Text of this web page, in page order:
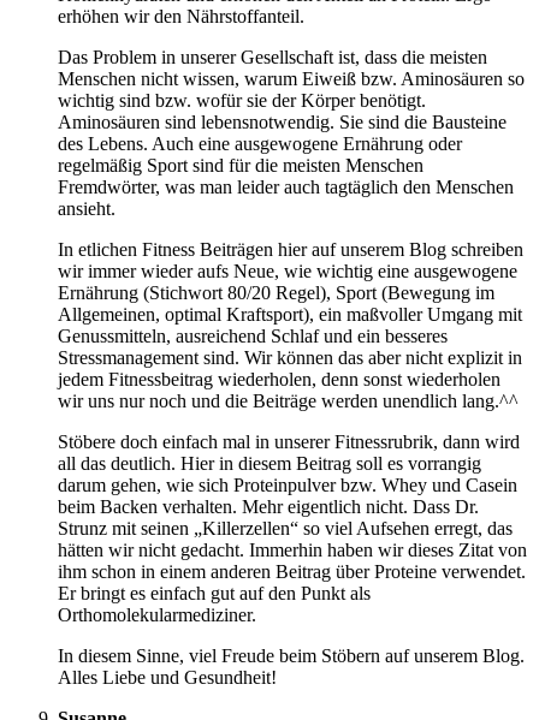
erhöhen wir den Nährstoffanteil.
Das Problem in unserer Gesellschaft ist, dass die meisten
Menschen nicht wissen, warum Eiweiß bzw. Aminosäuren so
wichtig sind bzw. wofür sie der Körper benötigt.
Aminosäuren sind lebensnotwendig. Sie sind die Bausteine
des Lebens. Auch eine ausgewogene Ernährung oder
regelmäßig Sport sind für die meisten Menschen
Fremdwörter, was man leider auch tagtäglich den Menschen
ansieht.
In etlichen Fitness Beiträgen hier auf unserem Blog schreiben
wir immer wieder aufs Neue, wie wichtig eine ausgewogene
Ernährung (Stichwort 80/20 Regel), Sport (Bewegung im
Allgemeinen, optimal Kraftsport), ein maßvoller Umgang mit
Genussmitteln, ausreichend Schlaf und ein besseres
Stressmanagement sind. Wir können das aber nicht explizit in
jedem Fitnessbeitrag wiederholen, denn sonst wiederholen
wir uns nur noch und die Beiträge werden unendlich lang.^^
Stöbere doch einfach mal in unserer Fitnessrubrik, dann wird
all das deutlich. Hier in diesem Beitrag soll es vorrangig
darum gehen, wie sich Proteinpulver bzw. Whey und Casein
beim Backen verhalten. Mehr eigentlich nicht. Dass Dr.
Strunz mit seinen „Killerzellen“ so viel Aufsehen erregt, das
hätten wir nicht gedacht. Immerhin haben wir dieses Zitat von
ihm schon in einem anderen Beitrag über Proteine verwendet.
Er bringt es einfach gut auf den Punkt als
Orthomolekularmediziner.
In diesem Sinne, viel Freude beim Stöbern auf unserem Blog.
Alles Liebe und Gesundheit!